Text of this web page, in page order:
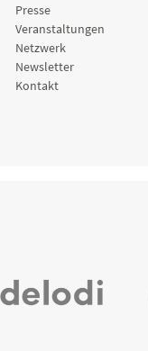
Presse
Veranstaltungen
Netzwerk
Newsletter
Kontakt